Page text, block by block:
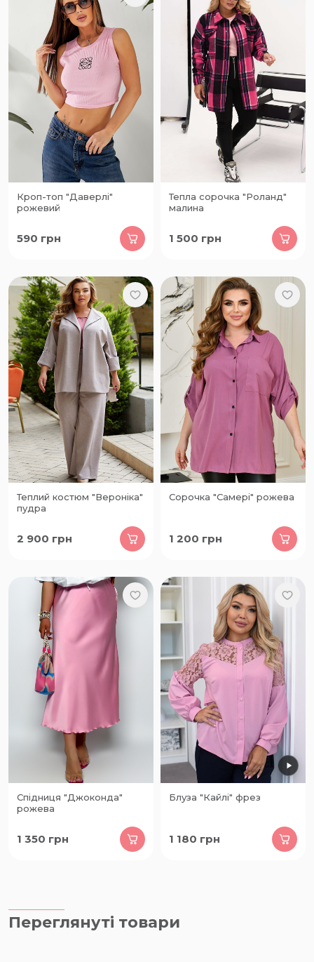
Кроп-топ "Даверлі"
рожевий
590 грн
Тепла сорочка "Роланд"
малина
1 500 грн
Теплий костюм "Вероніка"
пудра
2 900 грн
Сорочка "Самері" рожева
1 200 грн
Спідниця "Джоконда"
рожева
1 350 грн
Блуза "Кайлі" фрез
1 180 грн
Переглянуті товари